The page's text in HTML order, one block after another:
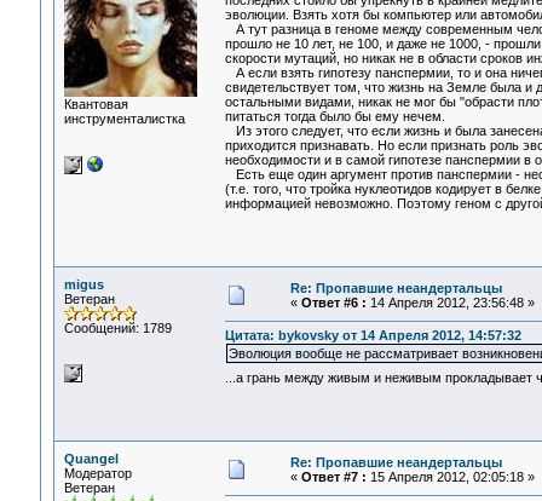
Квантовая
инструменталистка
эволюции. Взять хотя бы компьютер или
А тут разница в геноме между современным
прошло не 10 лет, не 100, и даже не 1000, -
скорости мутаций, но никак не в области сроков
А если взять гипотезу панспермии, то и она
свидетельствует том, что жизнь на Земле была
остальными видами, никак не мог бы "обрасти
питаться тогда было бы ему нечем.
Из этого следует, что если жизнь и была
приходится признавать. Но если признать роль
необходимости и в самой гипотезе панспермии в
Есть еще один аргумент против панспермии -
(т.е. того, что тройка нуклеотидов кодирует в
информацией невозможно. Поэтому геном с
migus
Ветеран
Сообщений: 1789
Re: Пропавшие неандертальцы
« Ответ #6 : 14 Апреля 2012, 23:56:48 »
Цитата: bykovsky от 14 Апреля 2012, 14:57:32
Эволюция вообще не рассматривает
...а грань между живым и неживым прокладывает
Quangel
Модератор
Ветеран
Re: Пропавшие неандертальцы
« Ответ #7 : 15 Апреля 2012, 02:05:18 »